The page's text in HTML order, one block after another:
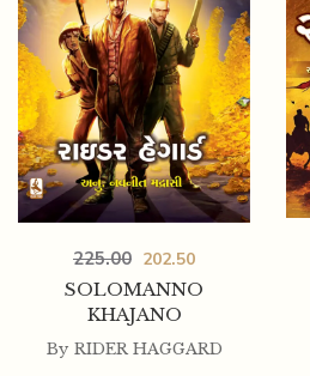
SOLOMANNO
KHAJANO
225.00 202.50
By RIDER HAGGARD